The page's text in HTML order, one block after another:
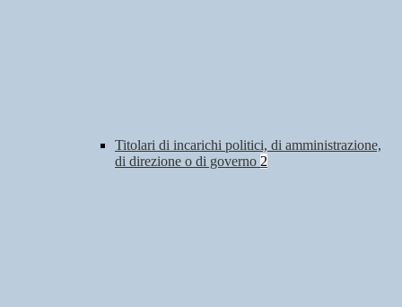
Titolari di incarichi politici, di amministrazione,
di direzione o di governo 2